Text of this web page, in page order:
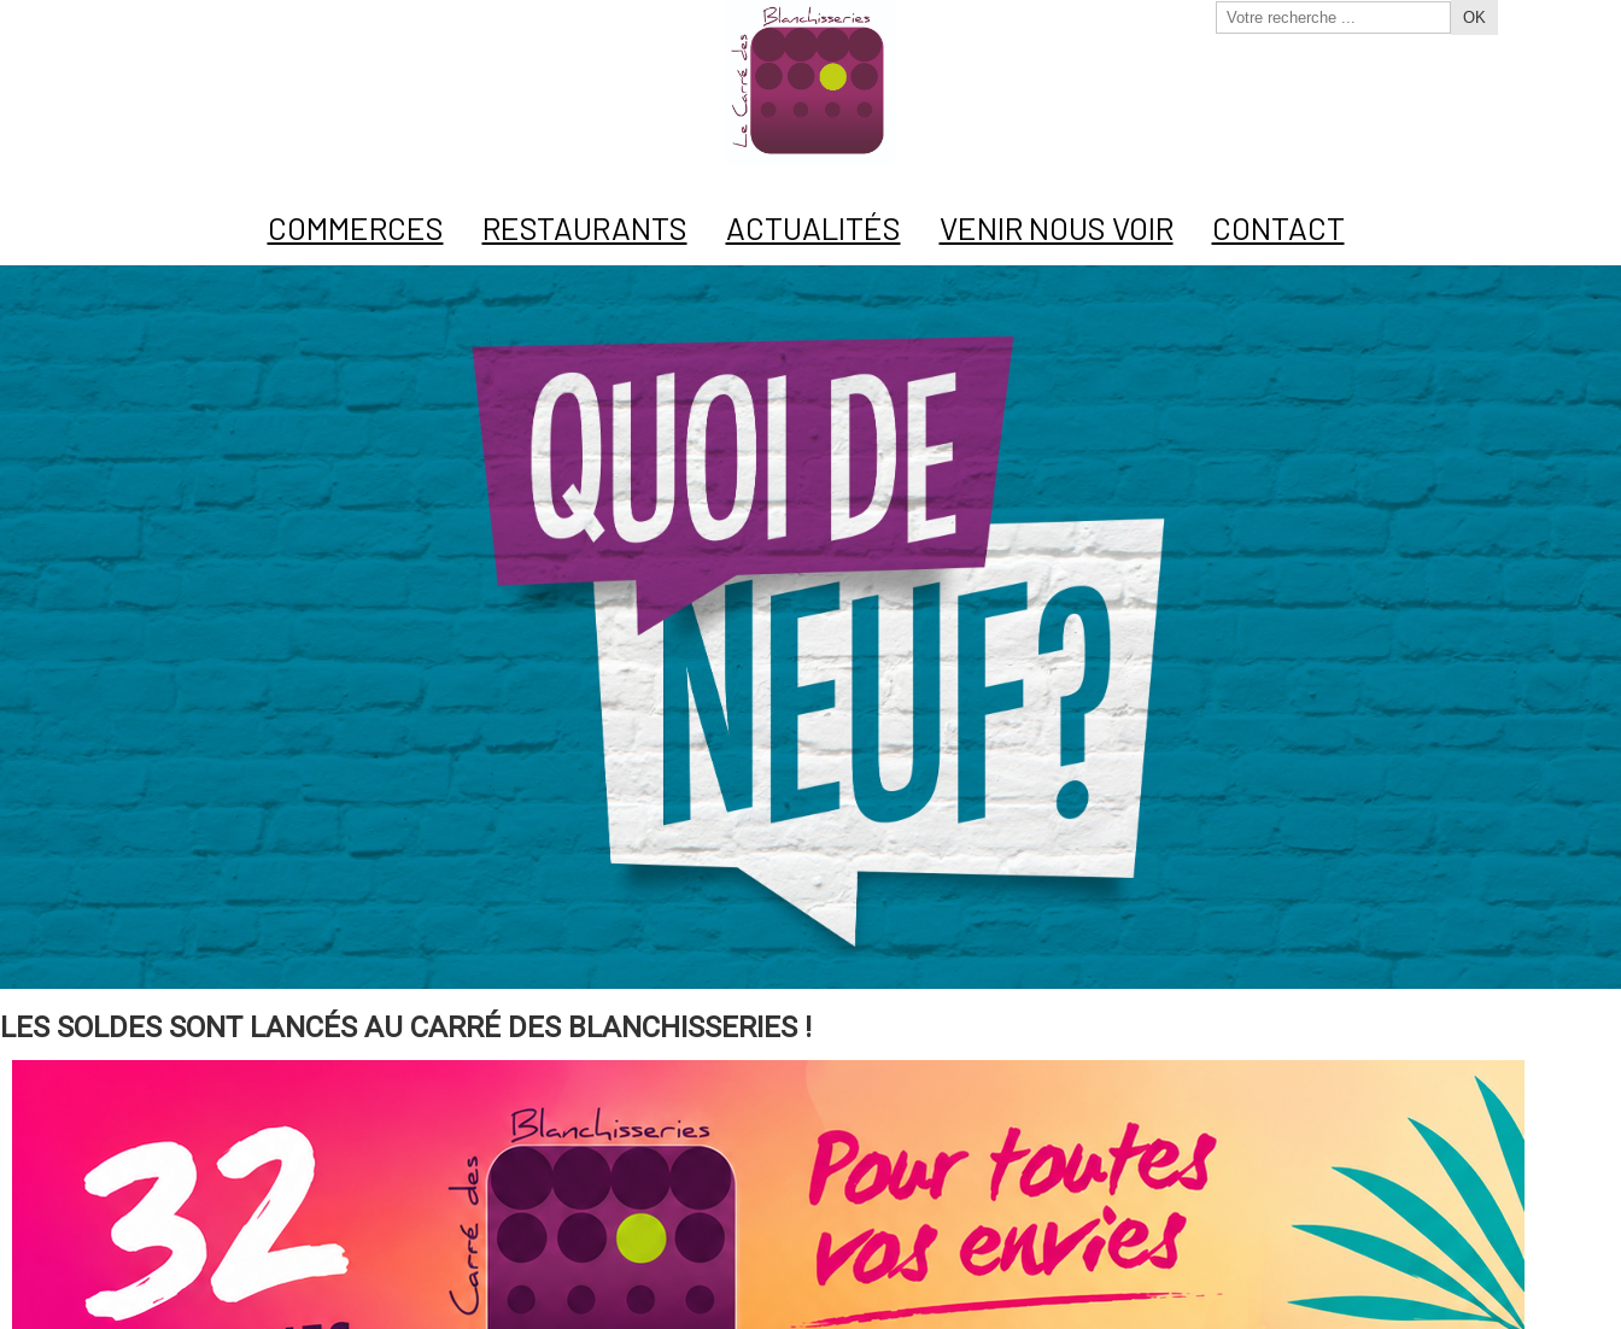
OK
COMMERCES RESTAURANTS ACTUALITÉS VENIR NOUS VOIR CONTACT
LES SOLDES SONT LANCÉS AU CARRÉ DES BLANCHISSERIES !